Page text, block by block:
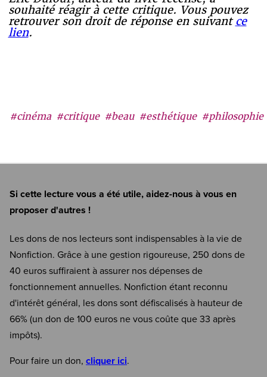
#cinéma #critique #beau #esthétique #philosophie
souhaité réagir à cette critique. Vous pouvez
retrouver son droit de réponse en suivantce
lien.
Si cette lecture vous a été utile, aidez-nous à vous en
proposer d'autres !
Les dons de nos lecteurs sont indispensables à la vie de
Nonfiction. Grâce à une gestion rigoureuse, 250 dons de
40 euros suffiraient à assurer nos dépenses de
fonctionnement annuelles. Nonfiction étant reconnu
d'intérêt général, les dons sont défiscalisés à hauteur de
66% (un don de 100 euros ne vous coûte que 33 après
impôts).
Pour faire un don, cliquer ici.